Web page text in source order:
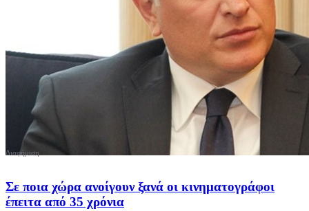
Σε ποια χώρα ανοίγουν ξανά οι κινηματογράφοι
έπειτα από 35 χρόνια